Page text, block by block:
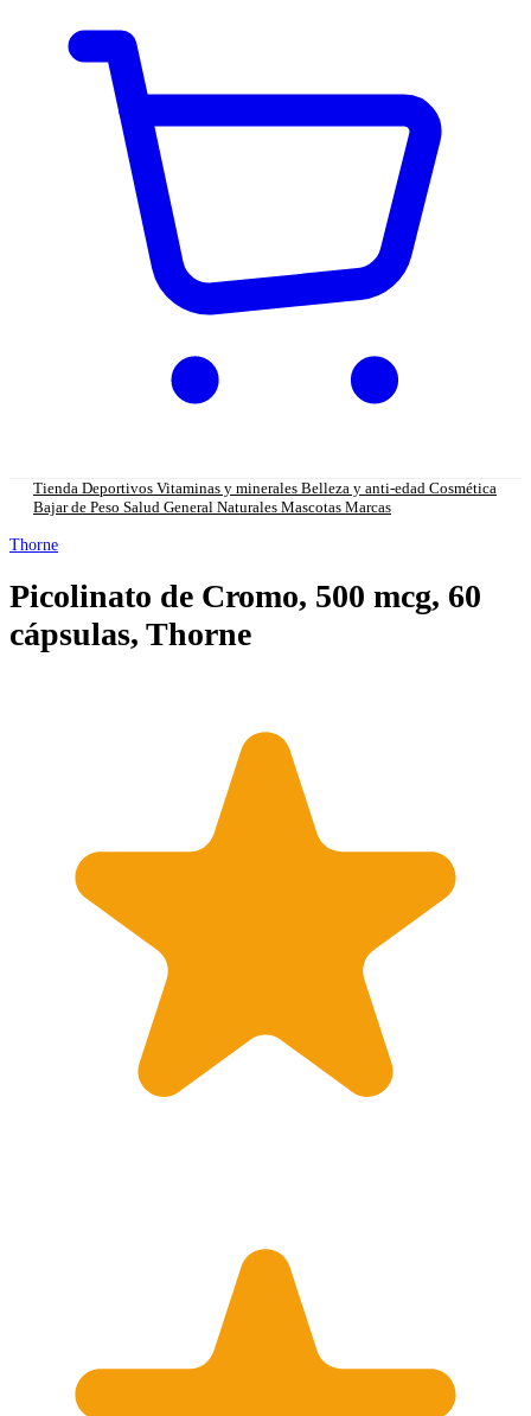
Tienda Deportivos Vitaminas y minerales Belleza y anti-edad Cosmética
Bajar de Peso Salud General Naturales Mascotas Marcas
Thorne
Picolinato de Cromo, 500 mcg, 60
cápsulas, Thorne